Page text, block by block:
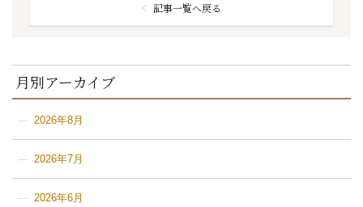
記事一覧へ戻る
月別アーカイブ
2026年8月
2026年7月
2026年6月